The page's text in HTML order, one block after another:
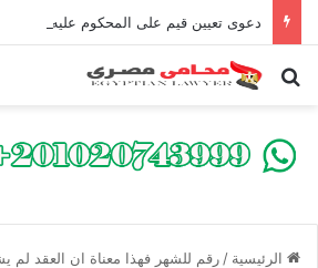
بحث عن
الرئيسية / رقم للشهر فهذا معناة ان العقد لم